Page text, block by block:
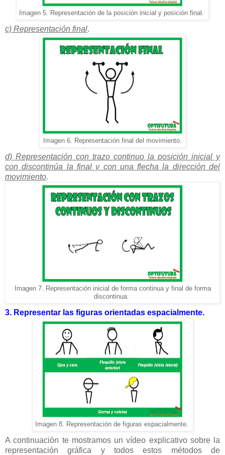
Imagen 5. Representación de la posición inicial y posición final.
c) Representación final.
Imagen 6. Representación final del movimiento.
d) Representación con trazo continuo la posición inicial y
con discontinúa la final y con una flecha la dirección del
movimiento.
Imagen 7. Representación inicial de forma continua y final de forma
discontinua.
3. Representar las figuras orientadas espacialmente.
Imagen 8. Representación de figuras espacialmente.
A continuación te mostramos un vídeo explicativo sobre la
representación gráfica y todos estos métodos de